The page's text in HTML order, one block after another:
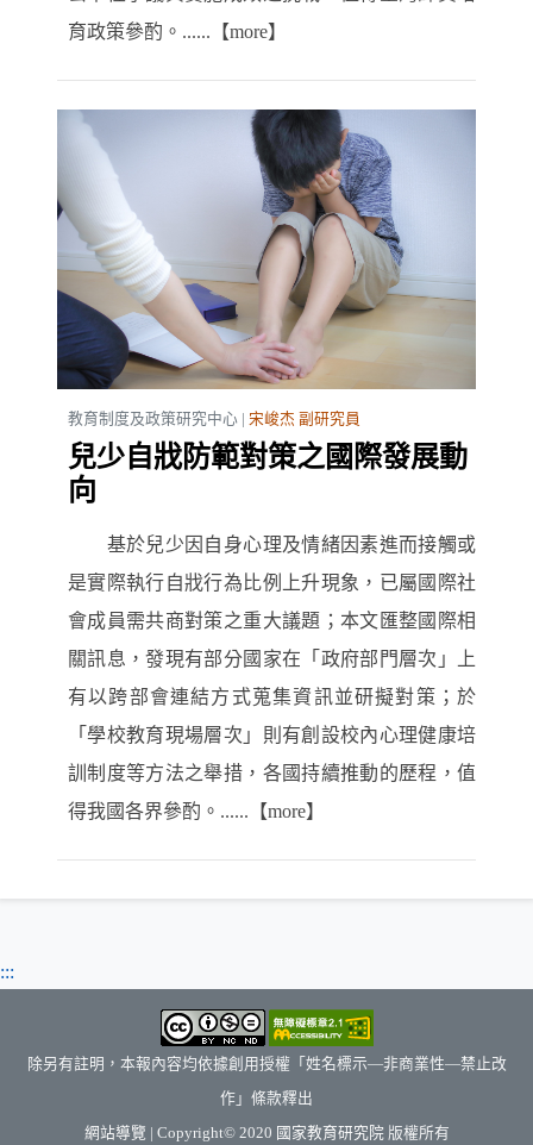
育政策參酌。......【more】
教育制度及政策研究中心 | 宋峻杰 副研究員
兒少自戕防範對策之國際發展動
向
基於兒少因自身心理及情緒因素進而接觸或
是實際執行自戕行為比例上升現象，已屬國際社
會成員需共商對策之重大議題；本文匯整國際相
關訊息，發現有部分國家在「政府部門層次」上
有以跨部會連結方式蒐集資訊並研擬對策；於
「學校教育現場層次」則有創設校內心理健康培
訓制度等方法之舉措，各國持續推動的歷程，值
得我國各界參酌。......【more】
:::
除另有註明，本報內容均依據創用授權「姓名標示—非商業性—禁止改
作」條款釋出
網站導覽 | Copyright© 2020 國家教育研究院（另開新視窗）
版權所有